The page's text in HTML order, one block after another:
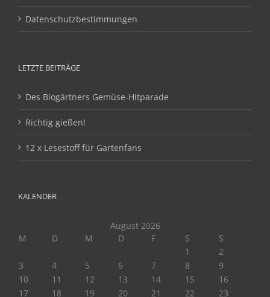
Datenschutzbestimmungen
LETZTE BEITRÄGE
Des Biogärtners Gemüse-Hitparade
Richtig gießen!
12 x Lesestoff für Gartenfans
KALENDER
August 2026
M
D M D F S
S
1
2
3
4 5 6 7 8
9
10
11 12 13 14 15
16
17
18 19 20 21 22 23